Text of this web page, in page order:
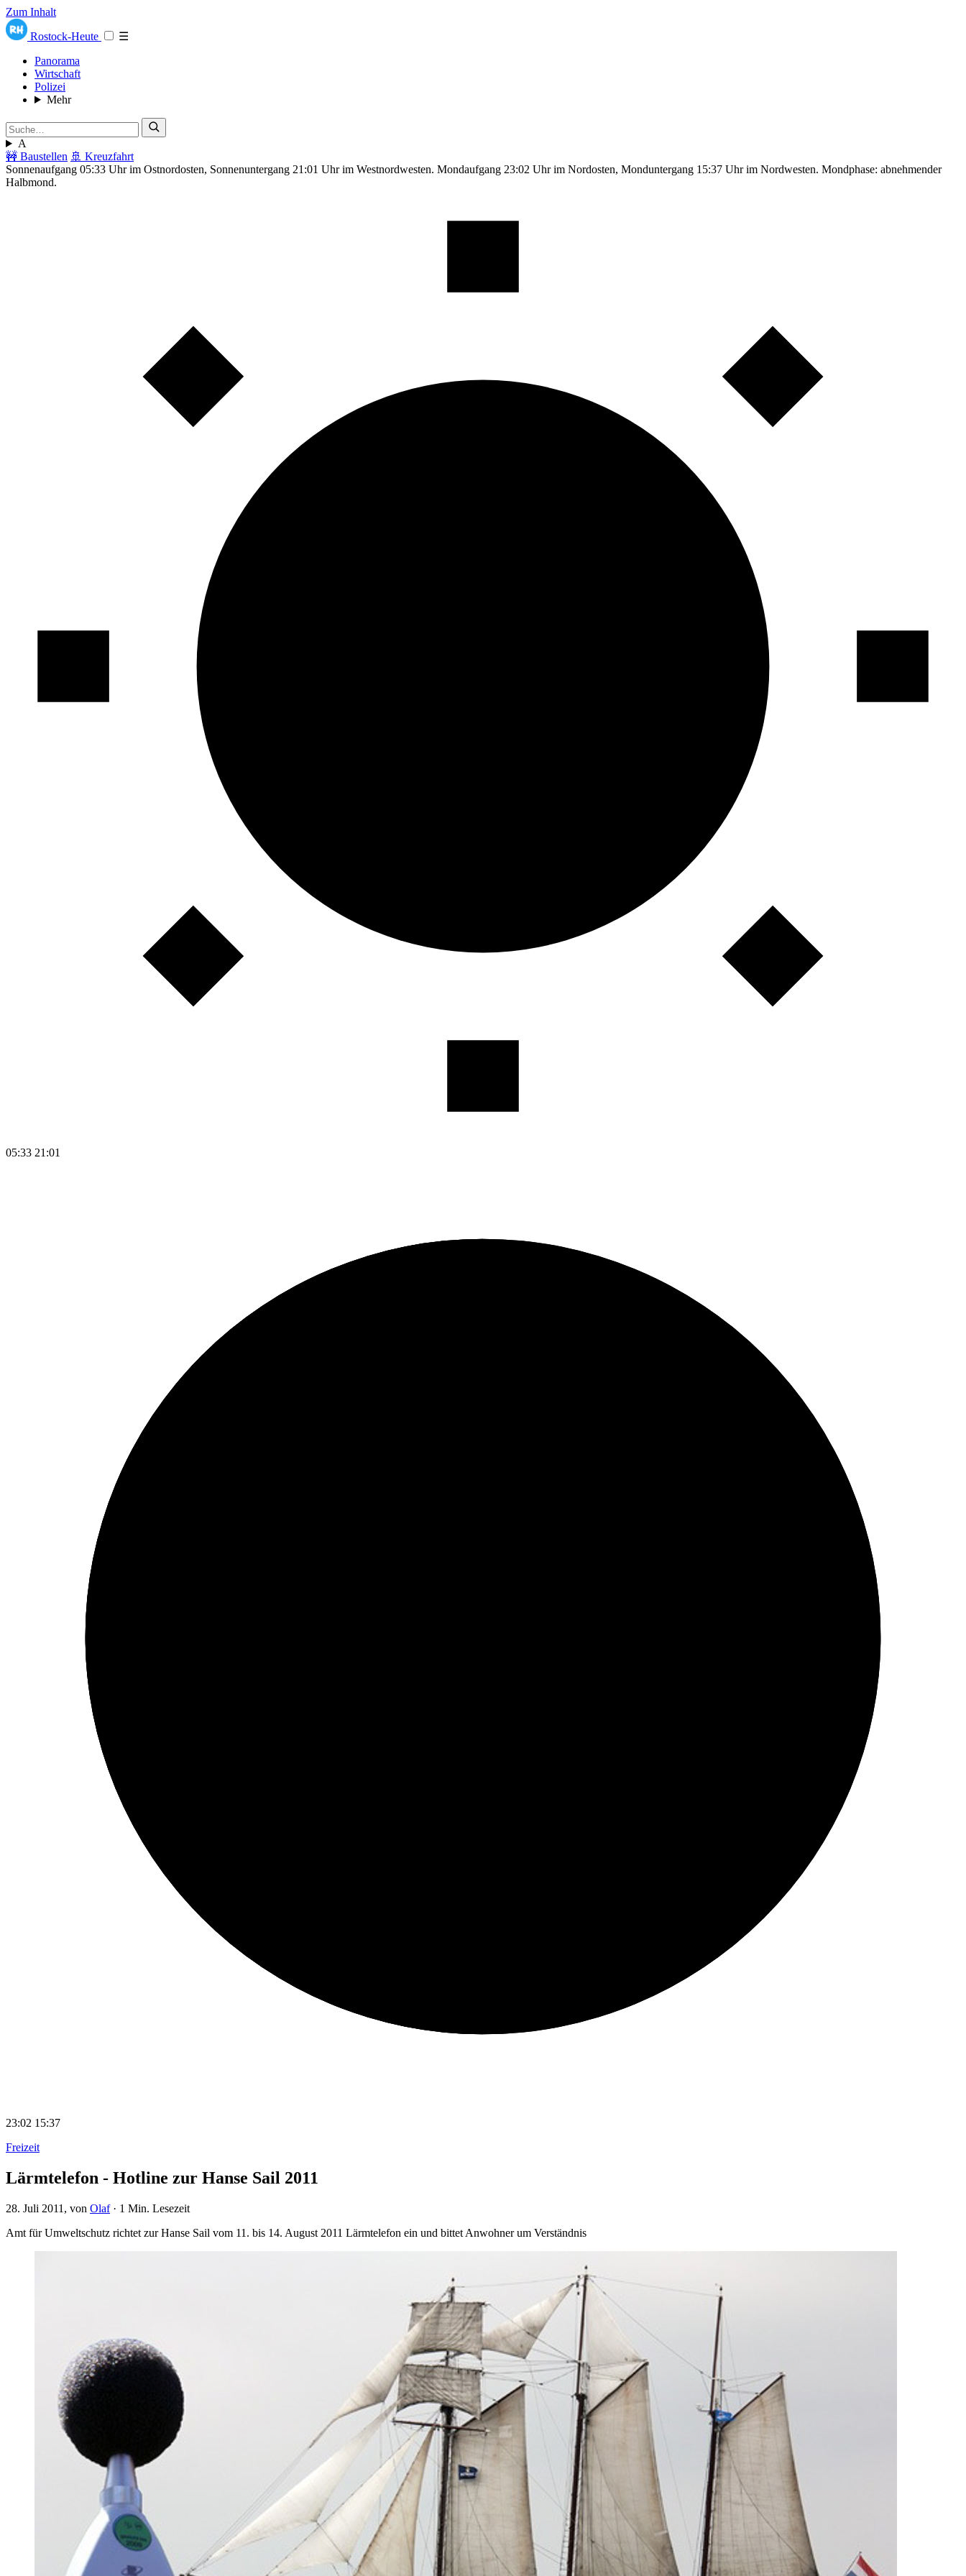
Zum Inhalt
Rostock-Heute
☰
Panorama
Wirtschaft
Polizei
Mehr
A
🚧 Baustellen 🚢 Kreuzfahrt
Sonnenaufgang 05:33 Uhr im Ostnordosten, Sonnenuntergang 21:01 Uhr im Westnordwesten. Mondaufgang 23:02 Uhr im Nordosten, Monduntergang 15:37 Uhr im Nordwesten. Mondphase: abnehmender
Halbmond.
05:33 21:01
23:02 15:37
Freizeit
Lärmtelefon - Hotline zur Hanse Sail 2011
28. Juli 2011 , von Olaf· 1 Min. Lesezeit
Amt für Umweltschutz richtet zur Hanse Sail vom 11. bis 14. August 2011 Lärmtelefon ein und bittet Anwohner um Verständnis